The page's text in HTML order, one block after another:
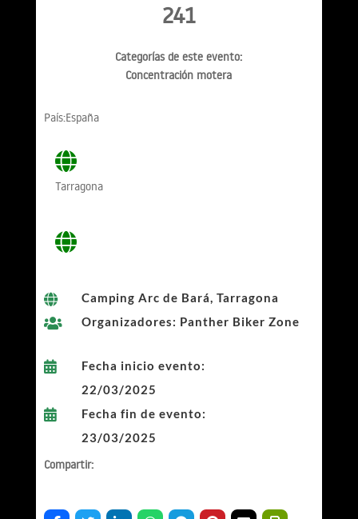
241
Categorías de este evento:
Concentración motera
País:España
Tarragona

Camping Arc de Bará, Tarragona

Organizadores: Panther Biker Zone

Fecha inicio evento:
22/03/2025

Fecha fin de evento:
23/03/2025
Compartir: